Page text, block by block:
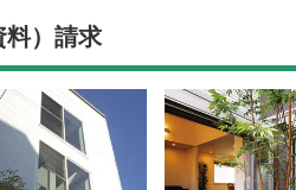
料）請求